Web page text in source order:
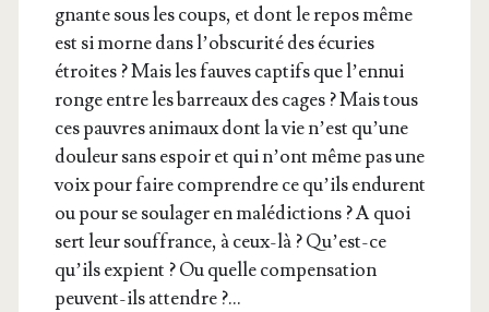
gnante sous les coups, et dont le repos même
est si morne dans l’obs­cu­ri­té des écu­ries
étroites ? Mais les fauves cap­tifs que l’en­nui
ronge entre les bar­reaux des cages ? Mais tous
ces pauvres ani­maux dont la vie n’est qu’une
dou­leur sans espoir et qui n’ont même pas une
voix pour faire com­prendre ce qu’ils endurent
ou pour se sou­la­ger en malé­dic­tions ? A quoi
sert leur souf­france, à ceux-là ? Qu’est-ce
qu’ils expient ? Ou quelle com­pen­sa­tion
peuvent-ils attendre ?…